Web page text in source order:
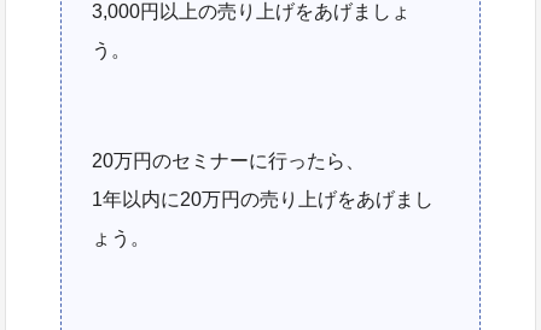
3,000円以上の売り上げをあげましょ
う。
20万円のセミナーに行ったら、
1年以内に20万円の売り上げをあげまし
ょう。